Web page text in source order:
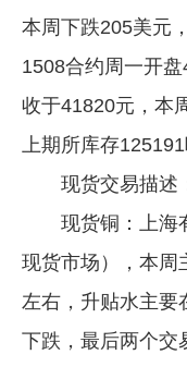
企业文化
《资源再生》杂志
数字报
本周下跌205美元
1508合约周一开
收于41820元，本
上期所库存
现货交易描述
现货铜：上海有
现货市场），本周
左右，升贴水主要
下跌，最后两个交